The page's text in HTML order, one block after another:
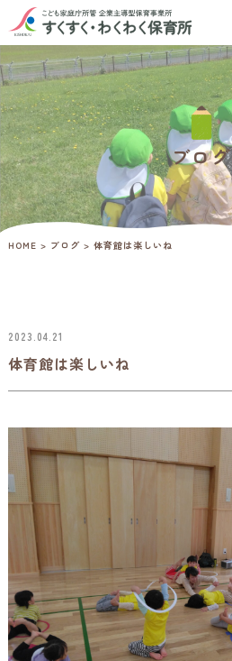
ブログ
HOME > ブログ> 体育館は楽しいね
体育館は楽しいね
2023.04.21